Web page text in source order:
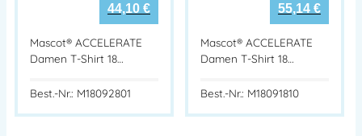
44,10 €
Mascot® ACCELERATE
Damen T-Shirt 18…
Best.-Nr.: M18092801
55,14 €
Mascot® ACCELERATE
Damen T-Shirt 18…
Best.-Nr.: M18091810